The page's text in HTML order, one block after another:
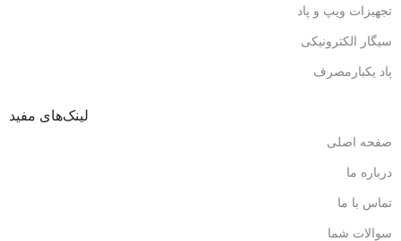
تجهیزات ویپ و پاد
سیگار الکترونیکی
پاد یکبارمصرف
لینک‌های مفید
صفحه اصلی
درباره ما
تماس با ما
سوالات شما